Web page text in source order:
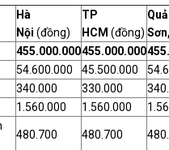
Hà
Nội (đồng)
TP
HCM (đồng)
455.000.000455.000.000
54.600.000 45.500.000
340.000 330.000
1.560.000 1.560.000
480.700 480.700